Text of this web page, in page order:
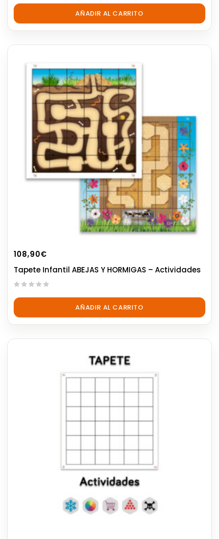
out
5
AÑADIR AL CARRITO
108,90€
Tapete Infantil ABEJAS Y HORMIGAS – Actividades
out
5
AÑADIR AL CARRITO